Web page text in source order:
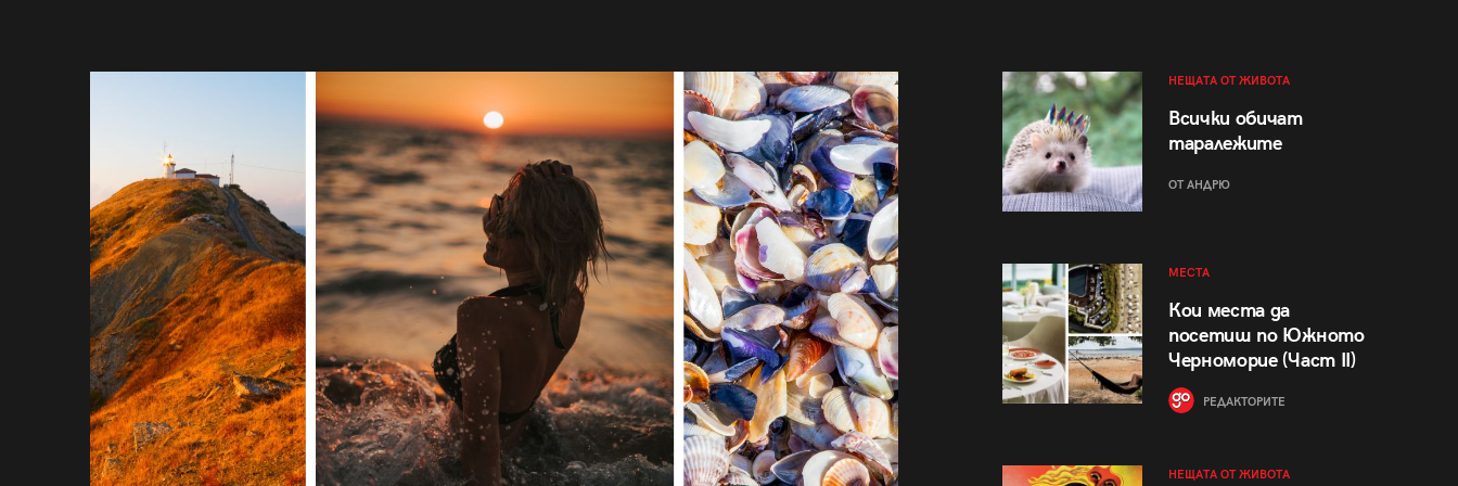
НЕЩАТА ОТ ЖИВОТА
Всички обичат
таралежите
ОТ АНДРЮ
МЕСТА
Кои места да
посетиш по Южното
Черноморие (Част II)
РЕДАКТОРИТЕ
НЕЩАТА ОТ ЖИВОТА